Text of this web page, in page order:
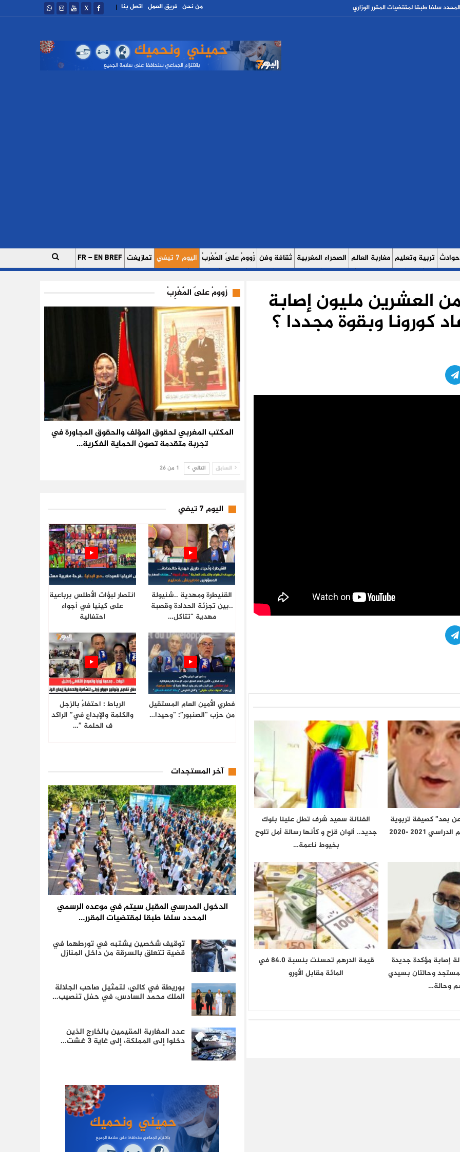
| اتصل بنا فريق العمل من نحن سلفا طبقا لمقتضیات المقرر الوزاري
حوادث تربية وتعليم مغاربة العالم الصحراء المغربية ثقافة وفن زُوومْ عَلَى الْمَغْرِبْ اليوم 7 تيفي تمازيغت FR – EN BREF
العشرين مليون إصابة
كورونا وبقوة مجددا ؟
عن بعد” كصيغة تربوية
2021 -2020
الفنانة سعيد شرف تطل علينا بلوك
جديد.. ألوان قزح و كأنها رسالة أمل تلوح
بخيوط ناعمة…
إصابة مؤكدة جديدة
وحالتان بسيدي
وحالة…
قيمة الدرهم تحسنت بنسبة 84.0 في
المائة مقابل الأورو
زُوومْ عَلَى الْمَغْرِبْ
المكتب المغربي لحقوق المؤلف والحقوق المجاورة في
تجربة متقدمة تصون الحماية الفكرية…
السابق التالي 1 من 26
اليوم 7 تيفي
القنيطرة ومهدية ..شنيولة
..بين تجزئة الحدادة وقصبة
مهدية “تتاكل…
انتصار لبؤات الأطلس برباعية
على كينيا في أجواء
احتفالية
فطري الأمين العام المستقيل
من حزب “الصنبور”: “وحيدا…
الرباط : احتفاءٌ بالزجل
والكلمة والإبداع في” الراكد
ف الحلمة ”…
آخر المستجدات
الدخول المدرسي المقبل سیتم في موعده الرسمي
المحدد سلفا طبقا لمقتضیات المقرر…
توقيف شخصين يشتبه في تورطهما في
قضية تتعلق بالسرقة من داخل المنازل
بوريطة في كالي، لتمثيل صاحب الجلالة
الملك محمد السادس، في حفل تنصيب…
عدد المغاربة المقيمين بالخارج الذين
دخلوا إلى المملكة، إلى غاية 3 غشت…